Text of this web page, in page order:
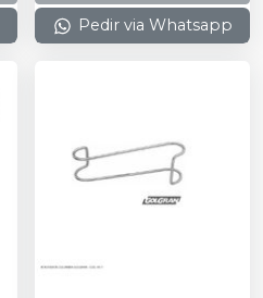
Pedir via Whatsapp